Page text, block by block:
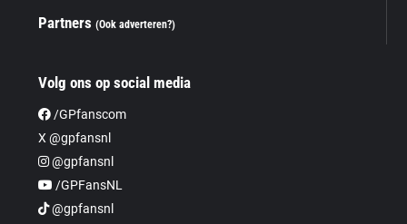
Partners(Ook adverteren?)
Volg ons op social media
/GPfanscom
X @gpfansnl
@gpfansnl
/GPFansNL
@gpfansnl